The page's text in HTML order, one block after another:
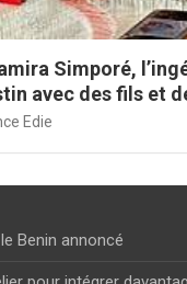
Simporé,
avec des fils et
Edie
Benin annoncé